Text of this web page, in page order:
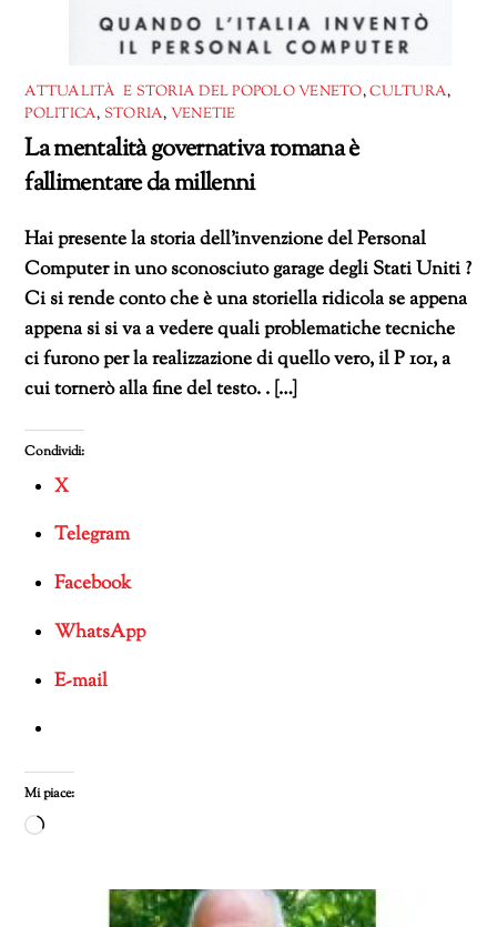
ATTUALITÀ E STORIA DEL POPOLO VENETO,CULTURA,
POLITICA, STORIA, VENETIE
La mentalità governativa romana è
fallimentare da millenni
Hai presente la storia dell’invenzione del Personal
Computer in uno sconosciuto garage degli Stati Uniti ?
Ci si rende conto che è una storiella ridicola se appena
appena si si va a vedere quali problematiche tecniche
ci furono per la realizzazione di quello vero, il P 101, a
cui tornerò alla fine del testo. . […]
Condividi:
X
Telegram
Facebook
WhatsApp
E-mail
Mi piace:
Caricamento